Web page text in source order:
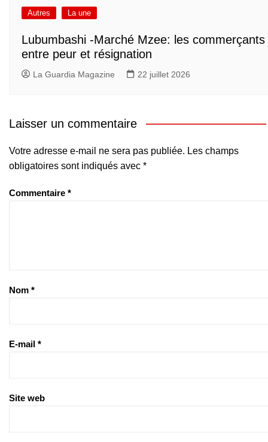
Autres La une
Lubumbashi -Marché Mzee: les commerçants
entre peur et résignation
La Guardia Magazine 22 juillet 2026
Laisser un commentaire
Votre adresse e-mail ne sera pas publiée. Les champs
obligatoires sont indiqués avec *
Commentaire *
Nom *
E-mail *
Site web